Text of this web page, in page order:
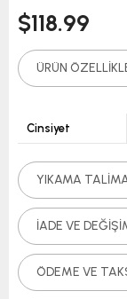
$118.99
ÜRÜN
Cinsiyet
YIKAMA
İADE VE
ÖDEME VE